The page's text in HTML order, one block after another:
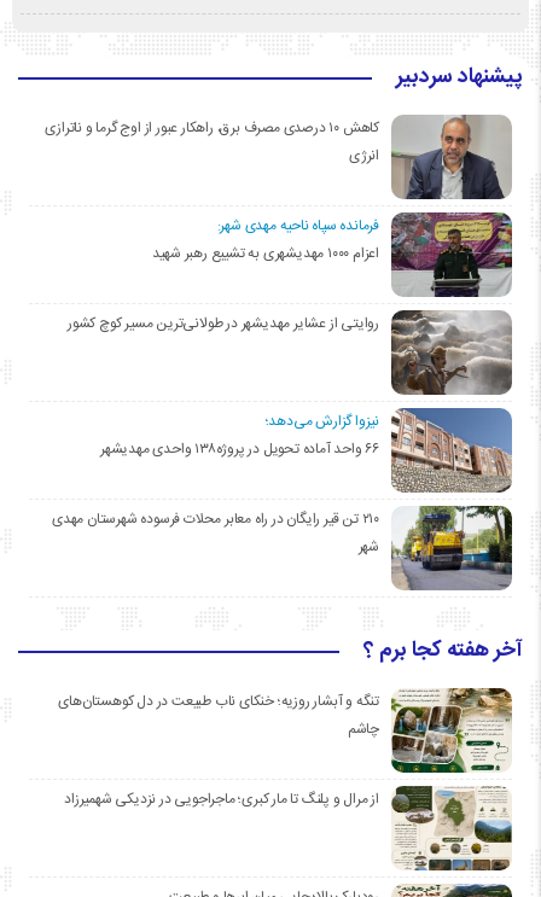
پیشنهاد سردبیر
کاهش ۱۰ درصدی مصرف برق، راهکار عبور از اوج گرما و ناترازی
انرژی
فرمانده سپاه ناحیه مهدی شهر:
اعزام ۱۰۰۰ مهدیشهری به تشییع رهبر شهید
روایتی از عشایر مهدیشهر در طولانی‌ترین مسیر کوچ کشور
نیزوا گزارش می‌دهد؛
۶۶ واحد آماده تحویل در پروژه۱۳۸ واحدی مهدیشهر
۲۱۰ تن قیر رایگان در راه معابر محلات فرسوده شهرستان مهدی
شهر
آخر هفته کجا برم ؟
تنگه و آبشار روزیه؛ خنکای ناب طبیعت در دل کوهستان‌های
چاشم
از مرال و پلنگ تا مار کبری؛ ماجراجویی در نزدیکی شهمیرزاد